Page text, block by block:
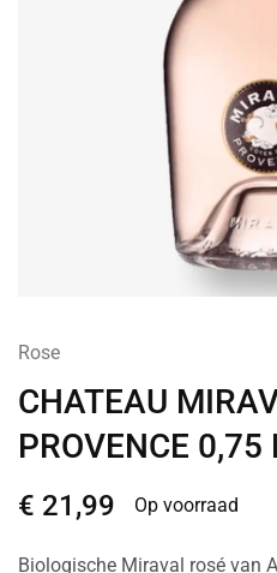
Rose
CHATEAU
PROVENCE 0,75
€ 21,99 Op voorraad
Biologische Miraval rosé van